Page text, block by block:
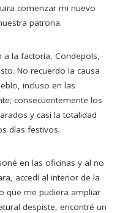
comenzar mi nuevo
patrona.
a la factoría, Condepols,
No recuerdo la causa
incluso en las
consecuentemente los
y casi la totalidad
días festivos.
en las oficinas y al no
accedí al interior de la
que me pudiera ampliar
despiste, encontré un